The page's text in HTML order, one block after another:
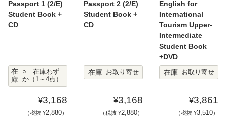
Passport 1 (2/E)
Student Book +
CD
在
庫
○ 在庫わず
か（1～4点）
¥3,168
（税抜 ¥2,880）
Passport 2 (2/E)
Student Book +
CD
在庫 お取り寄せ
¥3,168
（税抜 ¥2,880）
English for
International
Tourism Upper-
Intermediate
Student Book
+DVD
在庫
お取り寄せ
¥3,861
（税抜 ¥3,510）